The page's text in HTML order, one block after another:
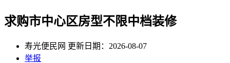
求购市中心区房型不限中档装修
寿光便民网 更新日期：2026-08-07
举报